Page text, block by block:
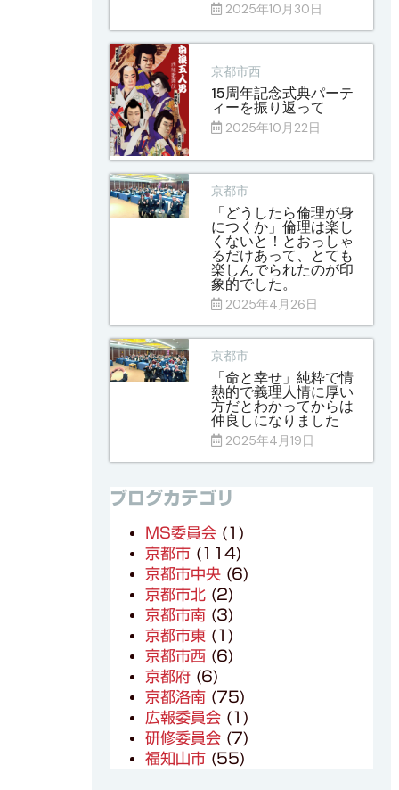
2025年10月30日
京都市西
15周年記念式典パーテ
ィーを振り返って
2025年10月22日
京都市
「どうしたら倫理が身
につくか」倫理は楽し
くないと！とおっしゃ
るだけあって、とても
楽しんでられたのが印
象的でした。
2025年4月26日
京都市
「命と幸せ」純粋で情
熱的で義理人情に厚い
方だとわかってからは
仲良しになりました
2025年4月19日
ブログカテゴリ
MS委員会 (1)
京都市 (114)
京都市中央 (6)
京都市北 (2)
京都市南 (3)
京都市東 (1)
京都市西 (6)
京都府 (6)
京都洛南 (75)
広報委員会 (1)
研修委員会 (7)
福知山市 (55)